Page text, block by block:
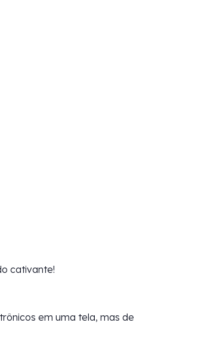
cativante!
em uma tela, mas de